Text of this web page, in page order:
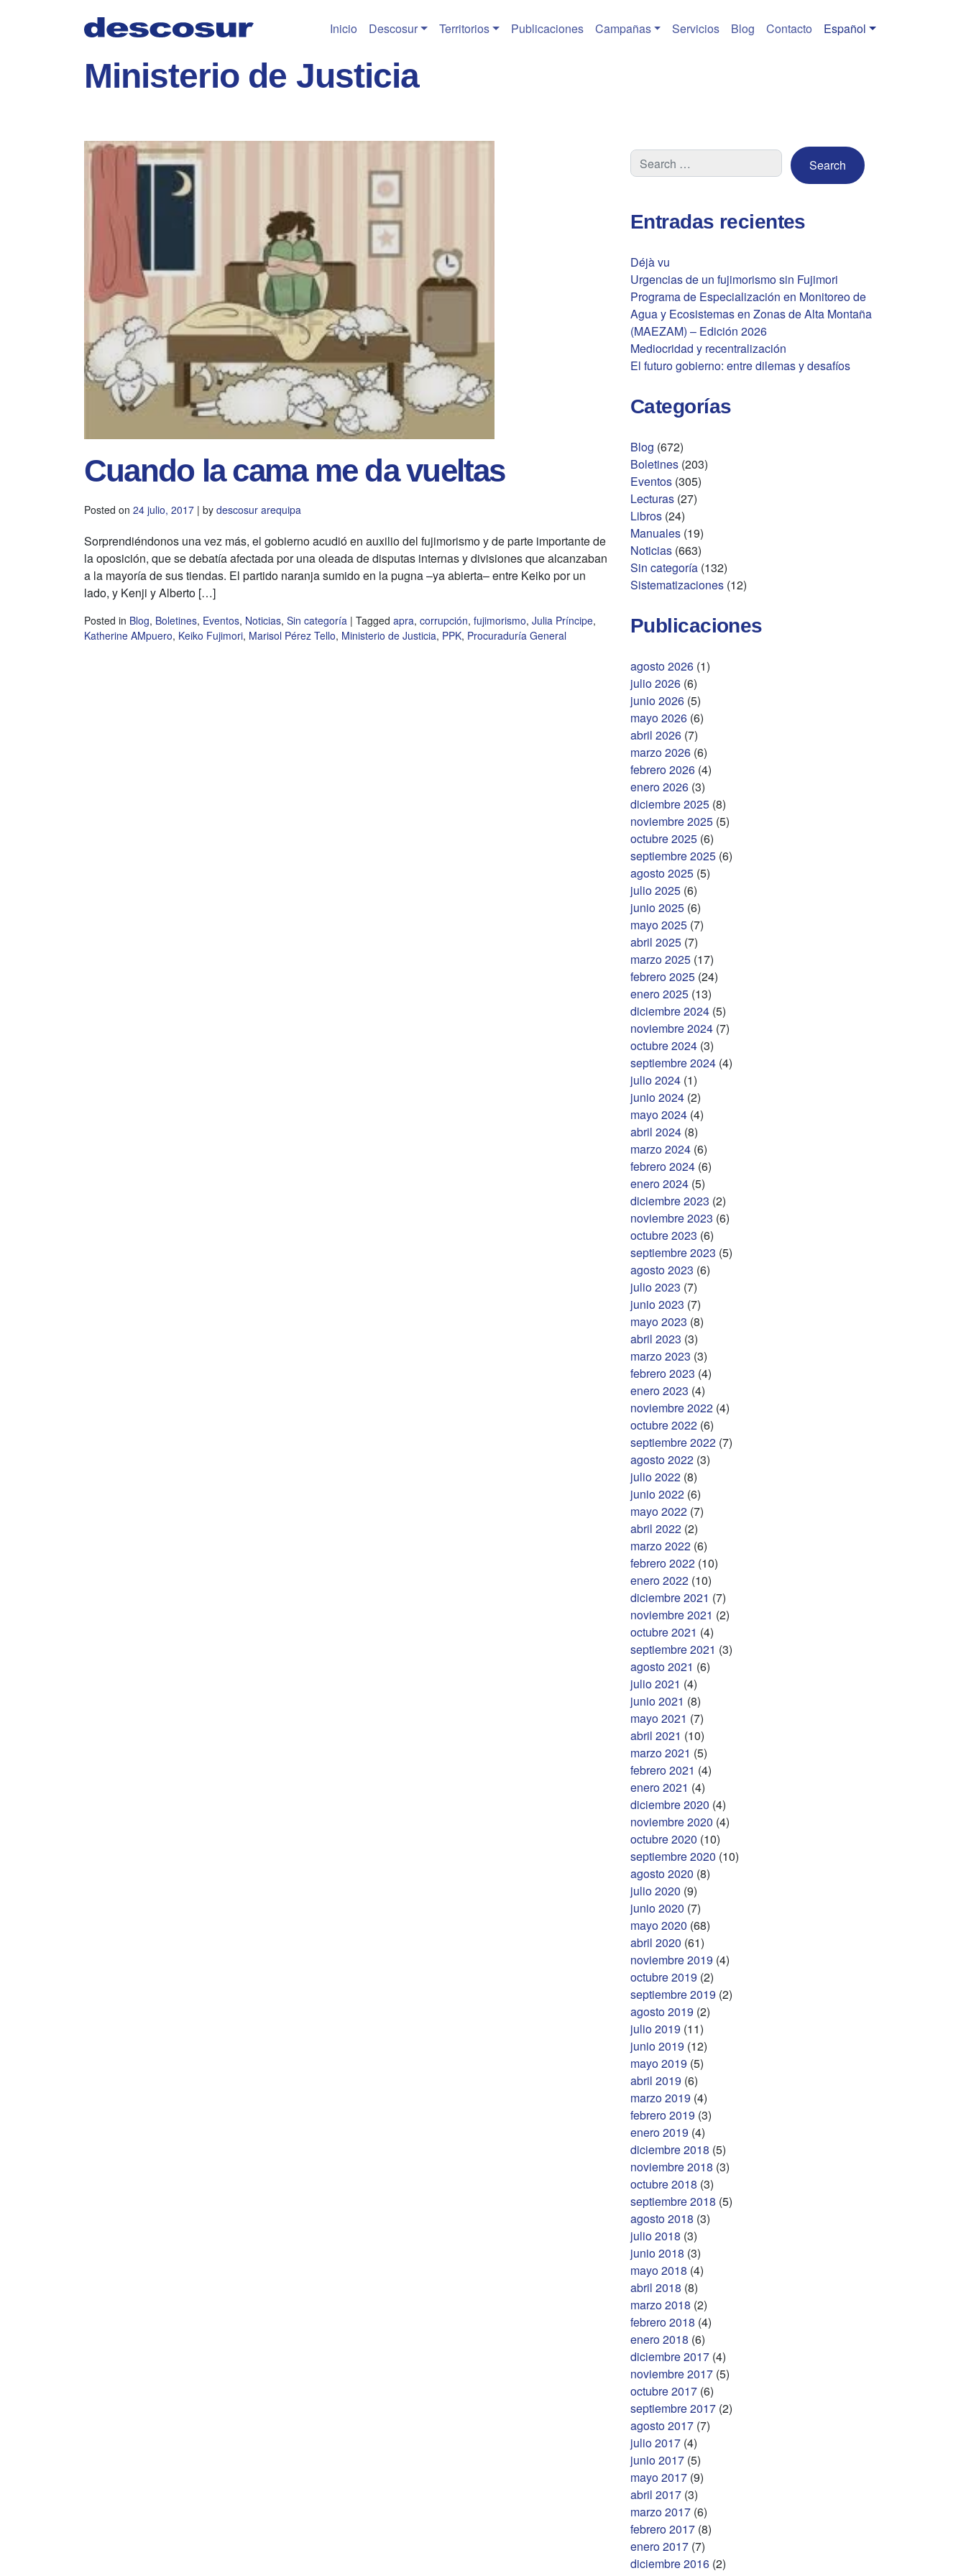
Inicio Descosur Territorios Publicaciones Campañas Servicios Blog Contacto Español
Ministerio de Justicia
Cuando la cama me da vueltas
Posted on 24 julio, 2017 | by descosur arequipa
Sorprendiéndonos una vez más, el gobierno acudió en auxilio del fujimorismo y de parte importante de
la oposición, que se debatía afectada por una oleada de disputas internas y divisiones que alcanzaban
a la mayoría de sus tiendas. El partido naranja sumido en la pugna –ya abierta– entre Keiko por un
lado, y Kenji y Alberto […]
Posted in Blog, Boletines, Eventos, Noticias, Sin categoría | Tagged apra, corrupción, fujimorismo, Julia Príncipe,
Katherine AMpuero, Keiko Fujimori, Marisol Pérez Tello, Ministerio de Justicia, PPK, Procuraduría General
Entradas recientes
Déjà vu
Urgencias de un fujimorismo sin Fujimori
Programa de Especialización en Monitoreo de
Agua y Ecosistemas en Zonas de Alta Montaña
(MAEZAM) – Edición 2026
Mediocridad y recentralización
El futuro gobierno: entre dilemas y desafíos
Categorías
Blog (672)
Boletines (203)
Eventos (305)
Lecturas (27)
Libros (24)
Manuales (19)
Noticias (663)
Sin categoría (132)
Sistematizaciones (12)
Publicaciones
agosto 2026 (1)
julio 2026 (6)
junio 2026 (5)
mayo 2026 (6)
abril 2026 (7)
marzo 2026 (6)
febrero 2026 (4)
enero 2026 (3)
diciembre 2025 (8)
noviembre 2025 (5)
octubre 2025 (6)
septiembre 2025 (6)
agosto 2025 (5)
julio 2025 (6)
junio 2025 (6)
mayo 2025 (7)
abril 2025 (7)
marzo 2025 (17)
febrero 2025 (24)
enero 2025 (13)
diciembre 2024 (5)
noviembre 2024 (7)
octubre 2024 (3)
septiembre 2024 (4)
julio 2024 (1)
junio 2024 (2)
mayo 2024 (4)
abril 2024 (8)
marzo 2024 (6)
febrero 2024 (6)
enero 2024 (5)
diciembre 2023 (2)
noviembre 2023 (6)
octubre 2023 (6)
septiembre 2023 (5)
agosto 2023 (6)
julio 2023 (7)
junio 2023 (7)
mayo 2023 (8)
abril 2023 (3)
marzo 2023 (3)
febrero 2023 (4)
enero 2023 (4)
noviembre 2022 (4)
octubre 2022 (6)
septiembre 2022 (7)
agosto 2022 (3)
julio 2022 (8)
junio 2022 (6)
mayo 2022 (7)
abril 2022 (2)
marzo 2022 (6)
febrero 2022 (10)
enero 2022 (10)
diciembre 2021 (7)
noviembre 2021 (2)
octubre 2021 (4)
septiembre 2021 (3)
agosto 2021 (6)
julio 2021 (4)
junio 2021 (8)
mayo 2021 (7)
abril 2021 (10)
marzo 2021 (5)
febrero 2021 (4)
enero 2021 (4)
diciembre 2020 (4)
noviembre 2020 (4)
octubre 2020 (10)
septiembre 2020 (10)
agosto 2020 (8)
julio 2020 (9)
junio 2020 (7)
mayo 2020 (68)
abril 2020 (61)
noviembre 2019 (4)
octubre 2019 (2)
septiembre 2019 (2)
agosto 2019 (2)
julio 2019 (11)
junio 2019 (12)
mayo 2019 (5)
abril 2019 (6)
marzo 2019 (4)
febrero 2019 (3)
enero 2019 (4)
diciembre 2018 (5)
noviembre 2018 (3)
octubre 2018 (3)
septiembre 2018 (5)
agosto 2018 (3)
julio 2018 (3)
junio 2018 (3)
mayo 2018 (4)
abril 2018 (8)
marzo 2018 (2)
febrero 2018 (4)
enero 2018 (6)
diciembre 2017 (4)
noviembre 2017 (5)
octubre 2017 (6)
septiembre 2017 (2)
agosto 2017 (7)
julio 2017 (4)
junio 2017 (5)
mayo 2017 (9)
abril 2017 (3)
marzo 2017 (6)
febrero 2017 (8)
enero 2017 (7)
diciembre 2016 (2)